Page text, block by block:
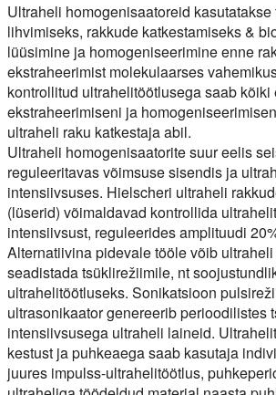
Ultraheli homogenisaatoreid
lihvimiseks, rakkude katkestamiseks &
lüüsimine ja homogeniseerimine enne
ekstraheerimist molekulaarses
kontrollitud ultrahelitöötlusega saab kõiki
ekstraheerimiseni ja
ultraheli raku katkestaja abil.
Ultraheli homogenisaatorite suur eelis
reguleeritavas võimsuse sisendis ja
intensiivsuses. Hielscheri ultraheli
(lüserid) võimaldavad kontrollida
intensiivsust, reguleerides amplituudi
Alternatiivina pidevale tööle võib
seadistada tsüklirežiimile, nt
ultrahelitöötluseks. Sonikatsioon
ultrasonikaator genereerib perioodilistes
intensiivsusega ultraheli laineid.
kestust ja puhkeaega saab kasutaja
juures impulss-ultrahelitöötlus,